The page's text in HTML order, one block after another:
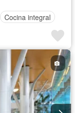
Cocina integral